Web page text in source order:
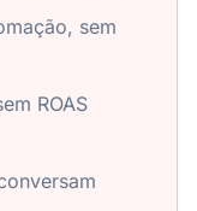
sem
ROAS